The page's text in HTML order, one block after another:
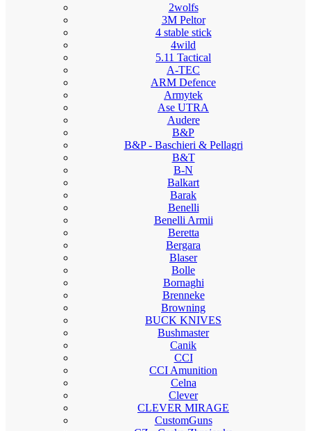
2wolfs
3M Peltor
4 stable stick
4wild
5.11 Tactical
A-TEC
ARM Defence
Armytek
Ase UTRA
Audere
B&P
B&P - Baschieri & Pellagri
B&T
B-N
Balkart
Barak
Benelli
Benelli Armii
Beretta
Bergara
Blaser
Bolle
Bornaghi
Brenneke
Browning
BUCK KNIVES
Bushmaster
Canik
CCI
CCI Amunition
Celna
Clever
CLEVER MIRAGE
CustomGuns